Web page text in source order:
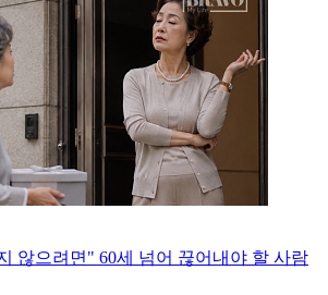
않으려면" 60세 넘어 끊어내야 할 사람